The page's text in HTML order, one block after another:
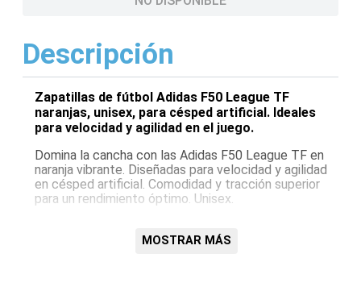
Descripción
Zapatillas de fútbol Adidas F50 League TF
naranjas, unisex, para césped artificial. Ideales
para velocidad y agilidad en el juego.
Domina la cancha con las Adidas F50 League TF en
naranja vibrante. Diseñadas para velocidad y agilidad
en césped artificial. Comodidad y tracción superior
para un rendimiento óptimo. Unisex.
MOSTRAR MÁS